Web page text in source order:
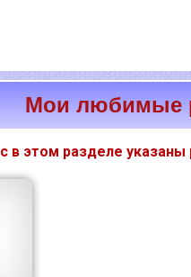
Мои любимые
в этом разделе